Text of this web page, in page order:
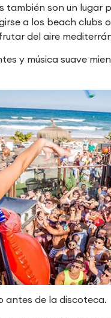
también son un lugar
a los beach clubs
del aire
y música suave
antes de la discoteca.